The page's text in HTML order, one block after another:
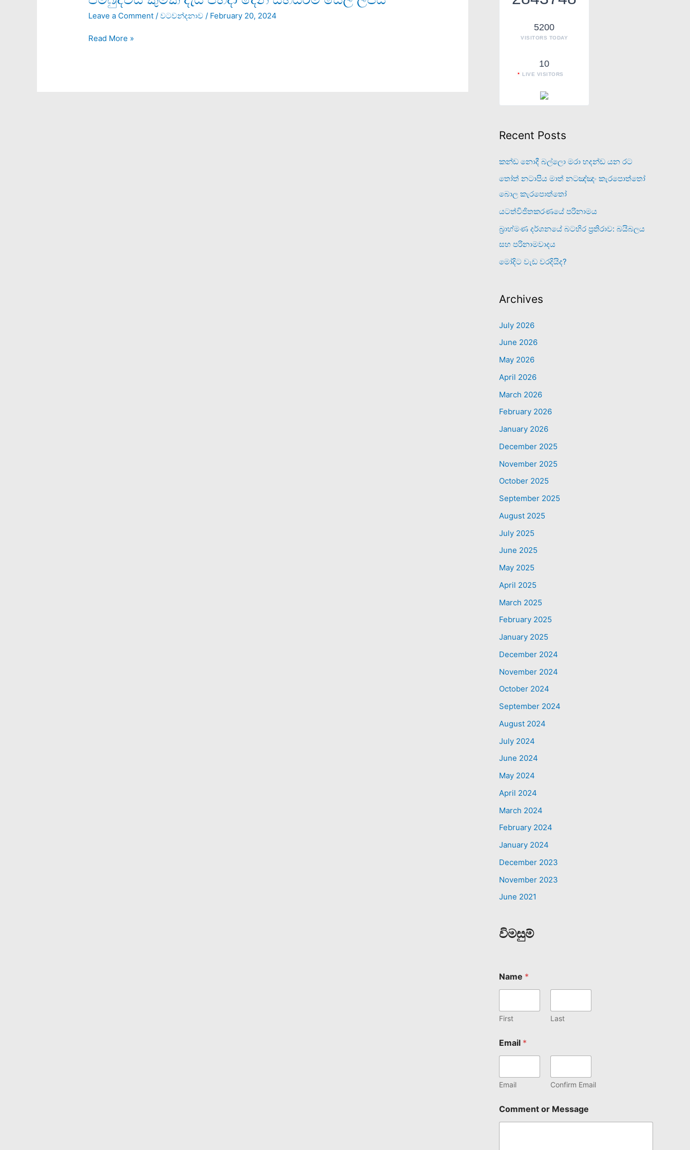
Leave a Comment /වටවන්දනාව / February 20, 2024
දැයි
Read More »
5200
VISITORS TODAY
10
LIVE VISITORS
Recent Posts
කන්ඩ නොදී බල්ලො මරා හදන්ඩ යන රට
තෝත් නටාපිය මාත් නටඤ්ඤං කැරපොත්තෝ
බොල කැරපොත්තෝ
යටත්විජිතකරණයේ පරිනාමය
බ්‍රාහ්මණ දර්ශනයේ බටහිර ප්‍රතිරාව: බයිබලය
සහ පරිනාමවාදය
මෝදිට වැඩ වරදියිද?
Archives
July 2026
June 2026
May 2026
April 2026
March 2026
February 2026
January 2026
December 2025
November 2025
October 2025
September 2025
August 2025
July 2025
June 2025
May 2025
April 2025
March 2025
February 2025
January 2025
December 2024
November 2024
October 2024
September 2024
August 2024
July 2024
June 2024
May 2024
April 2024
March 2024
February 2024
January 2024
December 2023
November 2023
June 2021
විමසුම්
Name *
First Last
Email *
Email Confirm Email
Comment or Message